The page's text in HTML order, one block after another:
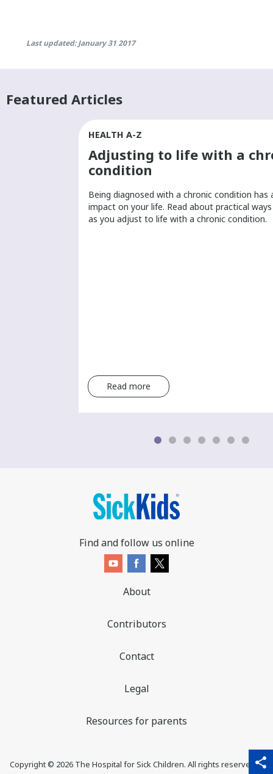
share
qr_code_scanner
content_copy
Last updated: January 31 2017
Featured Articles
HEALTH A-Z
Adjusting to life with a
condition
Being diagnosed with a chronic condition has
impact on your life. Read about practical
as you adjust to life with a chronic condition.
Read more
Find and follow us online
About
Contributors
Contact
Legal
Resources for parents
Copyright © 2026The Hospital for Sick Children. All rights reserved. ♥